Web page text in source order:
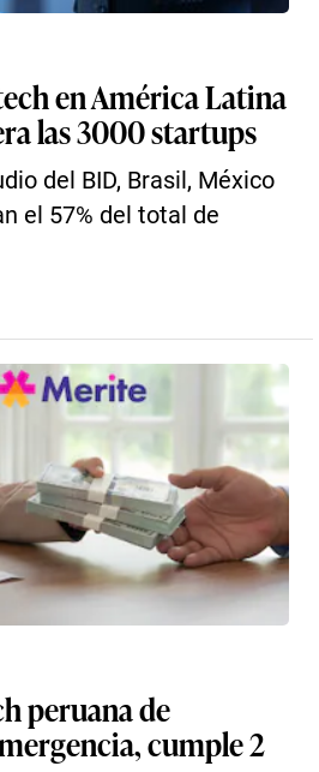
en América Latina
las 3000 startups
del BID, Brasil, México
el 57% del total de
peruana de
cumple 2